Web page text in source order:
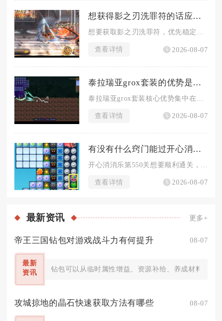
想获得影之刃洗罪符的话应该怎么去做
想要获取影之刃洗罪符，优先稳定通关落日隘口（湮灭）副本获取基...
查看详情 2026-08-07
泰拉瑞亚grox套装的优势是什么
查看详情 2026-08-07
有没有什么窍门能过开心消消乐第550关
查看详情 2026-08-07
最新资讯 更多+
帝王三国钻包对游戏战斗力有何提升 08-07
最新
资讯
钻包可以从临时属性增益、资源补给、养成材料三
攻城掠地的晶石快速获取方法有哪些 08-07